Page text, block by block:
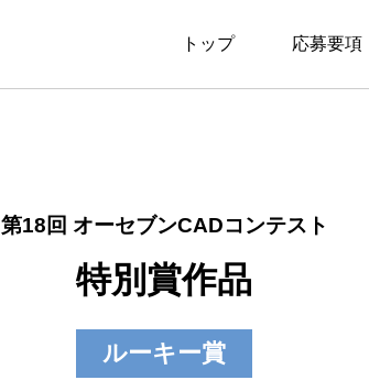
トップ 応募要項
第18回 オーセブンCADコンテスト
特別賞作品
ルーキー賞